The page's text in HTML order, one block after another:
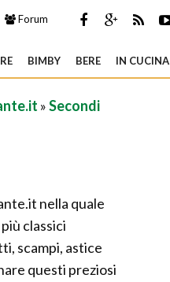
Forum
BIMBY BERE IN CUCINA
»Secondi
nella quale
classici
scampi, astice
questi preziosi